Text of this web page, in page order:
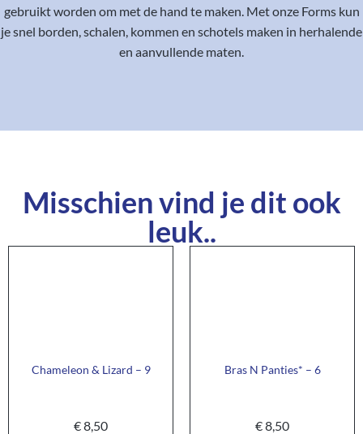
gebruikt worden om met de hand te maken. Met onze Forms kun
je snel borden, schalen, kommen en schotels maken in herhalende
en aanvullende maten.
Misschien vind je dit ook
leuk..
Chameleon & Lizard – 9
€8,50
Bras N Panties* – 6
€8,50